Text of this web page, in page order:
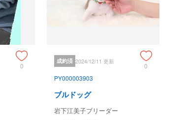
0
成約済 2024/12/11 更新
0
PY000003903
ブルドッグ
岩下江美子ブリーダー